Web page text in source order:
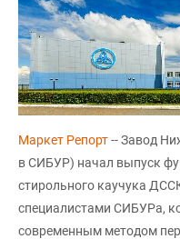
Маркет Репорт-- Завод
в СИБУР) начал выпуск
стирольного каучука
специалистами СИБУРа,
современным методом